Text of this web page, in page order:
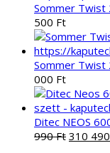
Sommer Twist
500 Ft
Sommer Twist
000 Ft
Ditec NEOS
990Ft Original
310 490